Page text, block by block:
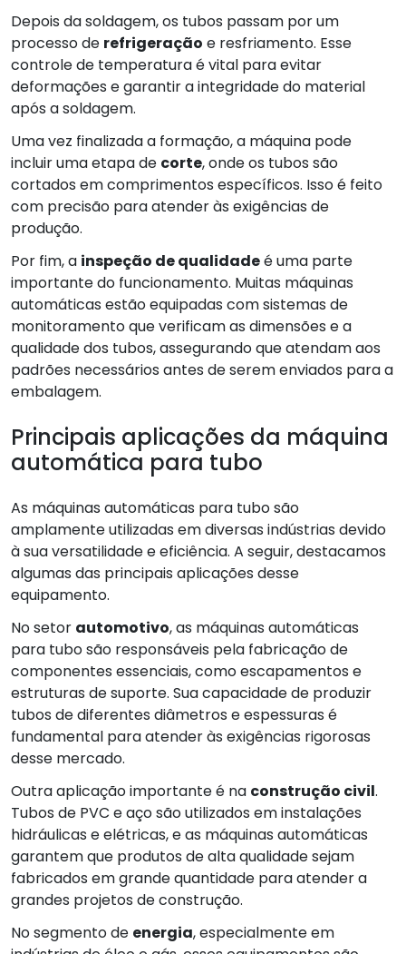
Depois da soldagem, os tubos passam por um
processo de refrigeração e resfriamento. Esse
controle de temperatura é vital para evitar
deformações e garantir a integridade do material
após a soldagem.
Uma vez finalizada a formação, a máquina pode
incluir uma etapa de corte, onde os tubos são
cortados em comprimentos específicos. Isso é feito
com precisão para atender às exigências de
produção.
Por fim, a inspeção de qualidadeé uma parte
importante do funcionamento. Muitas máquinas
automáticas estão equipadas com sistemas de
monitoramento que verificam as dimensões e a
qualidade dos tubos, assegurando que atendam aos
padrões necessários antes de serem enviados para a
embalagem.
Principais aplicações da máquina
automática para tubo
As máquinas automáticas para tubo são
amplamente utilizadas em diversas indústrias devido
à sua versatilidade e eficiência. A seguir, destacamos
algumas das principais aplicações desse
equipamento.
No setor automotivo, as máquinas automáticas
para tubo são responsáveis pela fabricação de
componentes essenciais, como escapamentos e
estruturas de suporte. Sua capacidade de produzir
tubos de diferentes diâmetros e espessuras é
fundamental para atender às exigências rigorosas
desse mercado.
Outra aplicação importante é na construção civil.
Tubos de PVC e aço são utilizados em instalações
hidráulicas e elétricas, e as máquinas automáticas
garantem que produtos de alta qualidade sejam
fabricados em grande quantidade para atender a
grandes projetos de construção.
No segmento de energia, especialmente em